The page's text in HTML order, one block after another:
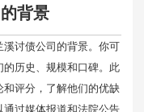
背景
讨债公司的背景。你可
的历史、规模和口碑。此
评分，了解他们的优缺
通过媒体报道和法院公告